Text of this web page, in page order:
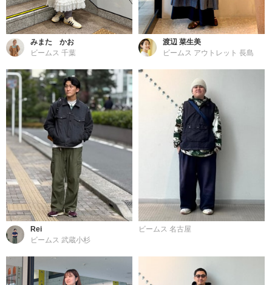
みまた かお
ビームス 千葉
渡辺 菜生美
ビームス アウトレット 長島
Rei
ビームス 武蔵小杉
ビームス 名古屋